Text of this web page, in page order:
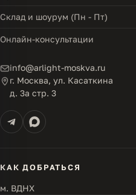
Склад и шоурум (Пн - Пт)
Онлайн-консультации
info@arlight-moskva.ru
г. Москва, ул. Касаткина
д. 3а стр. 3
КАК ДОБРАТЬСЯ
м. ВДНХ